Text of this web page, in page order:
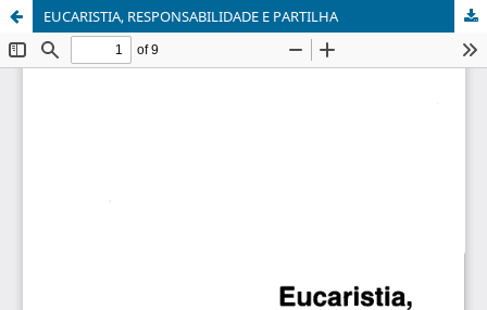
EUCARISTIA, RESPONSABILIDADE E PARTILHA